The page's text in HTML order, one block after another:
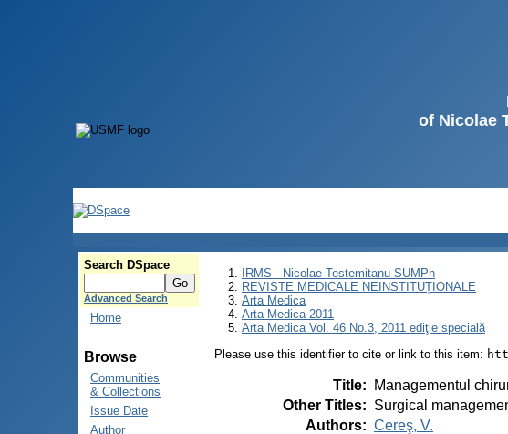
of Nicolae
Search DSpace
Advanced Search
Home
Browse
Communities
& Collections
Issue Date
Author
IRMS - Nicolae Testemitanu SUMPh
REVISTE MEDICALE NEINSTITUȚIONALE
Arta Medica
Arta Medica 2011
Arta Medica Vol. 46 No.3, 2011 ediţie specială
Please use this identifier to cite or link to this item:
Title:
Managementul
Other Titles: Surgical
Authors: Cereş, V.